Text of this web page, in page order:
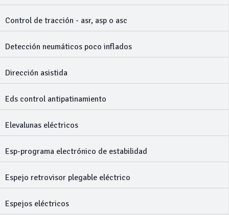
Control de tracción - asr, asp o asc
Detección neumáticos poco inflados
Dirección asistida
Eds control antipatinamiento
Elevalunas eléctricos
Esp-programa electrónico de estabilidad
Espejo retrovisor plegable eléctrico
Espejos eléctricos